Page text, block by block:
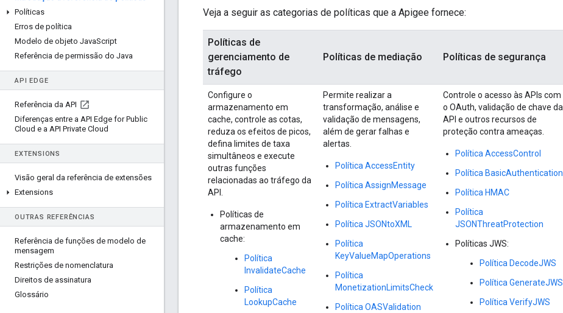
Políticas
Erros de política
Modelo de objeto JavaScript
Referência de permissão do Java
API EDGE
Referência da API
Diferenças entre a API Edge for Public
Cloud e a API Private Cloud
EXTENSIONS
Visão geral da referência de extensões
Extensions
OUTRAS REFERÊNCIAS
Referência de funções de modelo de
mensagem
Restrições de nomenclatura
Direitos de assinatura
Glossário
Veja a seguir as categorias de políticas que a Apigee fornece:
Políticas de
gerenciamento de
tráfego
Políticas de mediação Políticas de segurança
Configure o
armazenamento em
cache, controle as cotas,
reduza os efeitos de picos,
defina limites de taxa
simultâneos e execute
outras funções
relacionadas ao tráfego da
API.
Políticas de
armazenamento em
cache:
Política
InvalidateCache
Política
LookupCache
Permite realizar a
transformação, análise e
validação de mensagens,
além de gerar falhas e
alertas.
Política AccessEntity
Política AssignMessage
Política ExtractVariables
Política JSONtoXML
Política
KeyValueMapOperations
Política
MonetizationLimitsCheck
Política OASValidation
Controle o acesso às APIs com
o OAuth, validação de chave da
API e outros recursos de
proteção contra ameaças.
Política AccessControl
Política BasicAuthentication
Política HMAC
Política
JSONThreatProtection
Políticas JWS:
Política DecodeJWS
Política GenerateJWS
Política VerifyJWS